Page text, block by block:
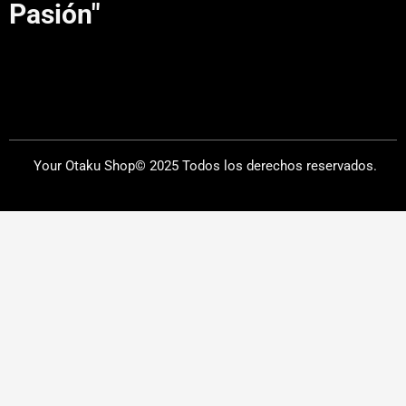
Pasión"
Your Otaku Shop© 2025 Todos los derechos reservados.